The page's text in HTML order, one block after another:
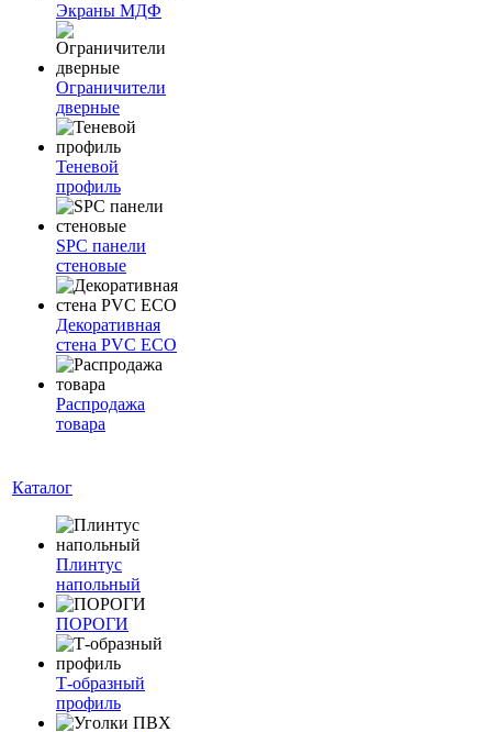
Экраны МДФ
Ограничители
дверные
Теневой
профиль
SPC панели
стеновые
Декоративная
стена PVC ECO
Распродажа
товара
Каталог
Плинтус
напольный
ПОРОГИ
Т-образный
профиль